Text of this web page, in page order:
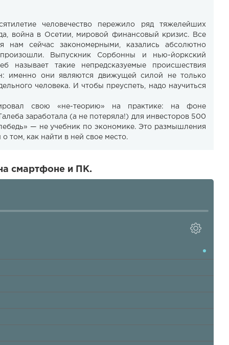
человечество пережило ряд тяжелейших
война в Осетии, мировой финансовый кризис. Все
нам сейчас закономерными, казались абсолютно
Выпускник Сорбонны и нью-йоркский
называет такие непредсказуемые происшествия
именно они являются движущей силой не только
человека. И чтобы преуспеть, надо научиться
свою «не-теорию» на практике: на фоне
заработала (а не потеряла!) для инвесторов 500
— не учебник по экономике. Это размышления
том, как найти в ней свое место.
смартфоне и ПК.